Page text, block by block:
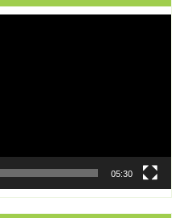
05:30